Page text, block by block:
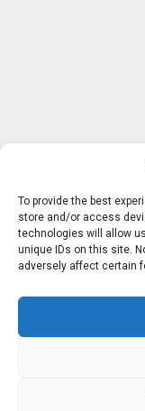
To provide the best
store and/or access
technologies will allow
unique IDs on this site.
adversely affect certain